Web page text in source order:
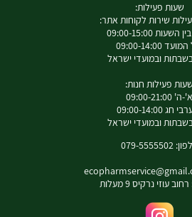
שעות פעילות:
שירות לקוחות אתר:
09:00-15:00
09:00-14:00
ובמועדי ישראל
שעות פעילות חנות:
א'-ה' 09:00-21:00
חג 09:00-14:00
ובמועדי ישראל
079-5555502
עוזי נרקיס 9 מעלות